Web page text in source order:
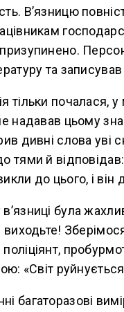
В’язницю
та записував
тільки почалася,
надавав цьому
дивні слова уві
тями й
до цього, і він
була
виходьте!
«Світ
багаторазові